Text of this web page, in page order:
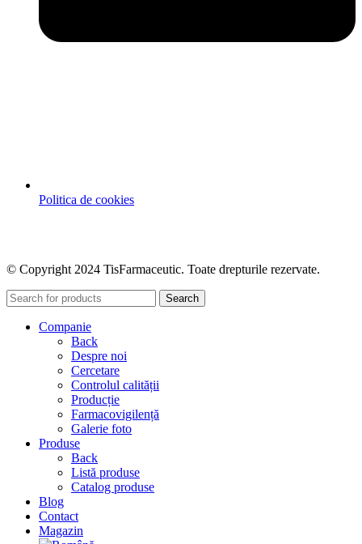
Politica de cookies
© Copyright 2024 TisFarmaceutic. Toate drepturile rezervate.
Search
Companie
Back
Despre noi
Cercetare
Controlul calității
Producție
Farmacovigilență
Galerie foto
Produse
Back
Listă produse
Catalog produse
Blog
Contact
Magazin